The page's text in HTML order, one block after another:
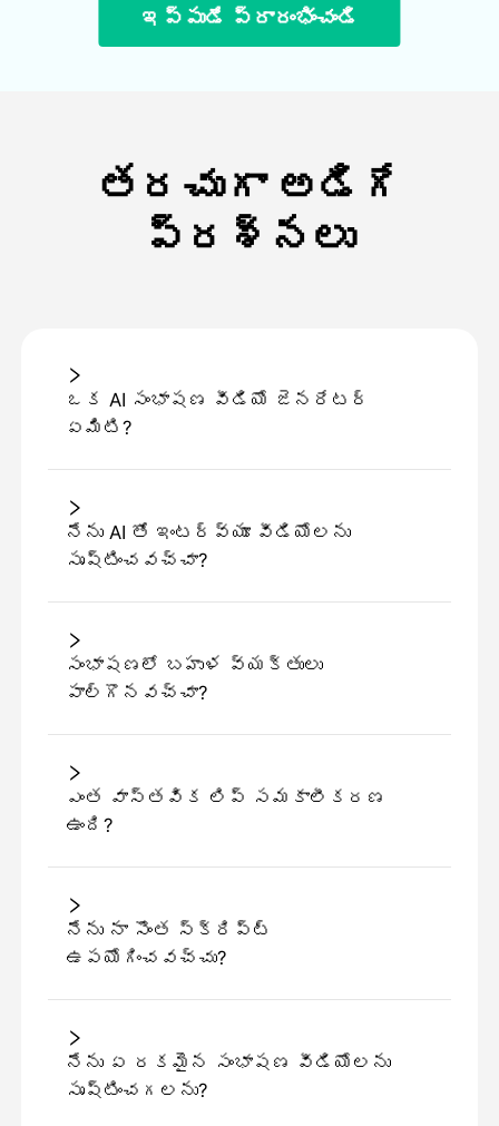
ఇప్పుడే ప్రారంభించండి
తరచుగా అడిగే
ప్రశ్నలు
ఒక AI సంభాషణ వీడియో జెనరేటర్
ఏమిటి?
నేను AI తో ఇంటర్వ్యూ వీడియోలను
సృష్టించవచ్చా?
సంభాషణలో బహుళ వ్యక్తులు
పాల్గొనవచ్చా?
ఎంత వాస్తవిక లిప్ సమకాలీకరణ
ఉంది?
నేను నా సొంత స్క్రిప్ట్
ఉపయోగించవచ్చు?
నేను ఏ రకమైన సంభాషణ వీడియోలను
సృష్టించగలను?